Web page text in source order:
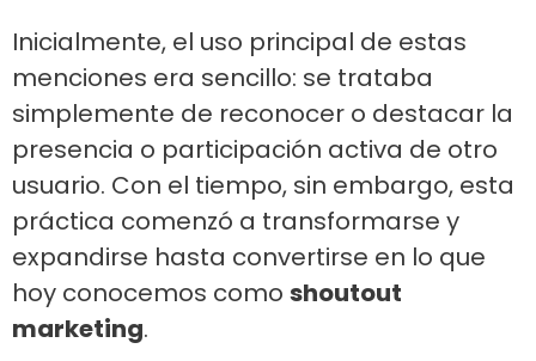
Inicialmente, el uso principal de estas
menciones era sencillo: se trataba
simplemente de reconocer o destacar la
presencia o participación activa de otro
usuario. Con el tiempo, sin embargo, esta
práctica comenzó a transformarse y
expandirse hasta convertirse en lo que
hoy conocemos como shoutout
marketing.